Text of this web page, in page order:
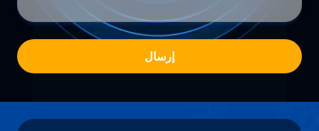
إرسال